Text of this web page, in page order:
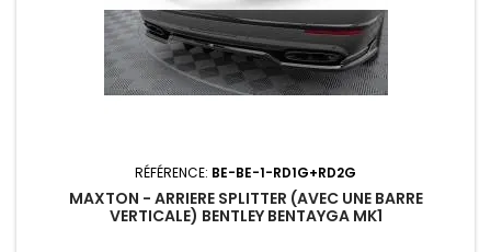
RÉFÉRENCE: BE-BE-1-RD1G+RD2G
MAXTON - ARRIERE SPLITTER (AVEC UNE BARRE
VERTICALE) BENTLEY BENTAYGA MK1